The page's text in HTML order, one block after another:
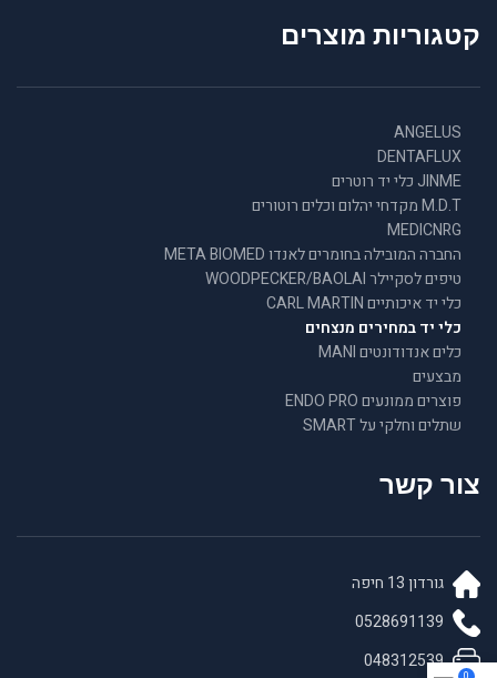
קטגוריות מוצרים
ANGELUS
DENTAFLUX
JINME כלי יד רוטרים
M.D.T מקדחי יהלום וכלים רוטורים
MEDICNRG
החברה המובילה בחומרים לאנדו META BIOMED
טיפים לסקיילר WOODPECKER/BAOLAI
כלי יד איכותיים CARL MARTIN
כלי יד במחירים מנצחים
כלים אנדודונטים MANI
מבצעים
פוצרים ממונעים ENDO PRO
שתלים וחלקי על SMART
צור קשר
גורדון 13 חיפה
0528691139
048312539